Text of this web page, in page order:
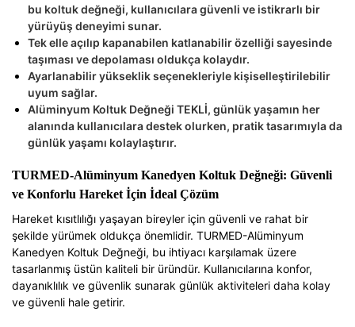
bu koltuk değneği, kullanıcılara güvenli ve istikrarlı bir
yürüyüş deneyimi sunar.
Tek elle açılıp kapanabilen katlanabilir özelliği sayesinde
taşıması ve depolaması oldukça kolaydır.
Ayarlanabilir yükseklik seçenekleriyle kişiselleştirilebilir
uyum sağlar.
Alüminyum Koltuk Değneği TEKLİ, günlük yaşamın her
alanında kullanıcılara destek olurken, pratik tasarımıyla da
günlük yaşamı kolaylaştırır.
TURMED-Alüminyum Kanedyen Koltuk Değneği: Güvenli
ve Konforlu Hareket İçin İdeal Çözüm
Hareket kısıtlılığı yaşayan bireyler için güvenli ve rahat bir
şekilde yürümek oldukça önemlidir. TURMED-Alüminyum
Kanedyen Koltuk Değneği, bu ihtiyacı karşılamak üzere
tasarlanmış üstün kaliteli bir üründür. Kullanıcılarına konfor,
dayanıklılık ve güvenlik sunarak günlük aktiviteleri daha kolay
ve güvenli hale getirir.